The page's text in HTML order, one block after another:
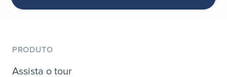
PRODUTO
Assista o tour